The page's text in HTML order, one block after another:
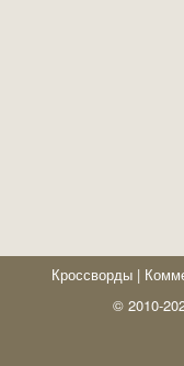
Кроссворды |
© 2010-